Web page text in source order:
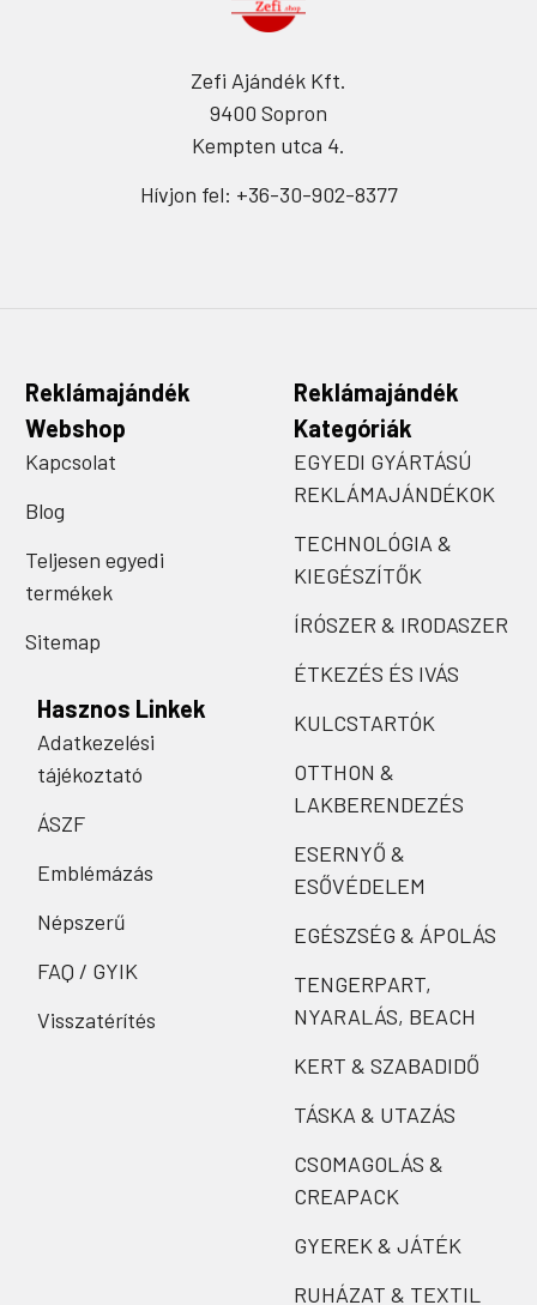
Zefi Ajándék Kft.
9400 Sopron
Kempten utca 4.
Hívjon fel: +36-30-902-8377
Reklámajándék
Webshop
Kapcsolat
Blog
Teljesen egyedi
termékek
Sitemap
Hasznos Linkek
Adatkezelési
tájékoztató
ÁSZF
Emblémázás
Népszerű
FAQ / GYIK
Visszatérítés
Reklámajándék
Kategóriák
EGYEDI GYÁRTÁSÚ
REKLÁMAJÁNDÉKOK
TECHNOLÓGIA &
KIEGÉSZÍTŐK
ÍRÓSZER & IRODASZER
ÉTKEZÉS ÉS IVÁS
KULCSTARTÓK
OTTHON &
LAKBERENDEZÉS
ESERNYŐ &
ESŐVÉDELEM
EGÉSZSÉG & ÁPOLÁS
TENGERPART,
NYARALÁS, BEACH
KERT & SZABADIDŐ
TÁSKA & UTAZÁS
CSOMAGOLÁS &
CREAPACK
GYEREK & JÁTÉK
RUHÁZAT & TEXTIL